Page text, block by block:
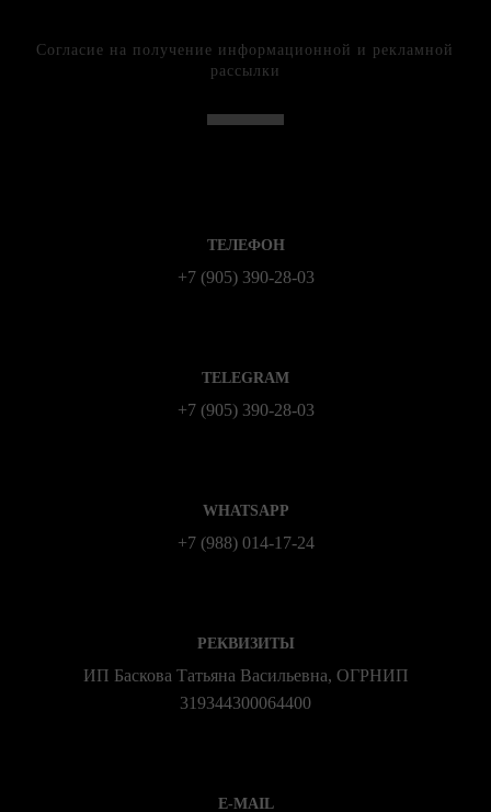
Согласие на получение информационной и рекламной
рассылки
ТЕЛЕФОН
+7 (905) 390-28-03
TELEGRAM
+7 (905) 390-28-03
WHATSAPP
+7 (988) 014‑17‑24
РЕКВИЗИТЫ
ИП Баскова Татьяна Васильевна, ОГРНИП
319344300064400
E-MAIL